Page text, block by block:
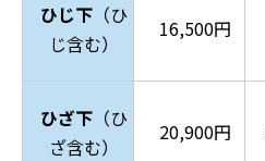
ひじ下（ひ
じ含む）
16,500円
ひざ下（ひ
ざ含む）
20,900円